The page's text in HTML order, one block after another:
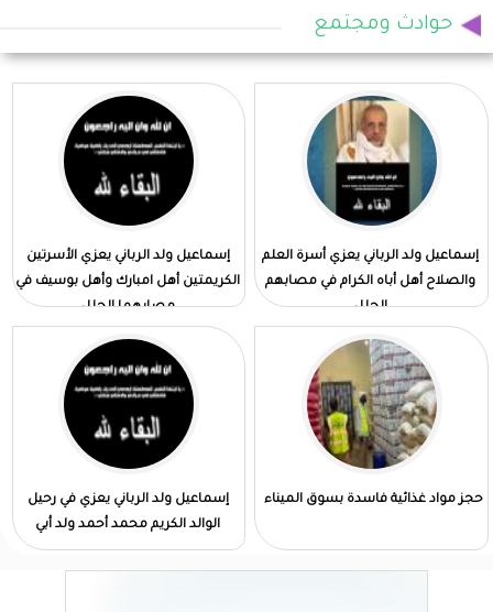
حوادث ومجتمع
إسماعيل ولد الرباني يعزي أسرة العلم
والصلاح أهل أباه الكرام في مصابهم
الجلل
إسماعيل ولد الرباني يعزي الأسرتين
الكريمتين أهل امبارك وأهل بوسيف في
مصابهما الجلل
حجز مواد غذائية فاسدة بسوق الميناء
إسماعيل ولد الرباني يعزي في رحيل
الوالد الكريم محمد أحمد ولد أبي